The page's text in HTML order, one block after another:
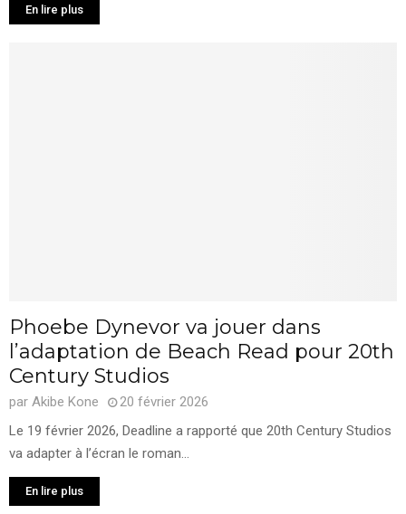
En lire plus
Phoebe Dynevor va jouer dans
l’adaptation de Beach Read pour 20th
Century Studios
par Akibe Kone
20 février 2026
Le 19 février 2026, Deadline a rapporté que 20th Century Studios
va adapter à l’écran le roman...
En lire plus